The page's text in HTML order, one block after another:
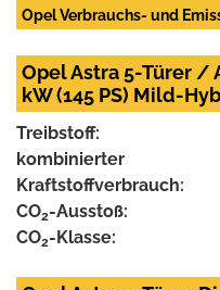
Opel Verbrauchs- und
Opel Astra 5-Türer /
kW (145 PS) Mild-
Treibstoff:
kombinierter
Kraftstoffverbrauch:
CO2-Ausstoß:
CO2-Klasse: